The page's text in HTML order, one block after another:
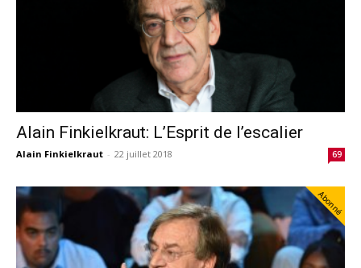
Alain Finkielkraut: L’Esprit de l’escalier
Alain Finkielkraut - 22 juillet 2018 69
Abonné